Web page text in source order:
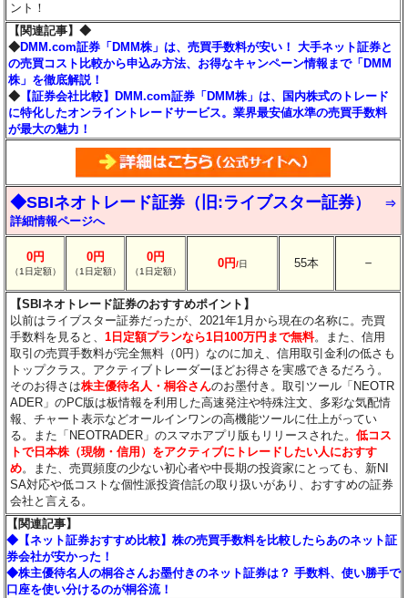
ント！
【関連記事】◆
◆DMM.com証券「DMM株」は、売買手数料が安い！ 大手ネット証券と
の売買コスト比較から申込み方法、お得なキャンペーン情報まで「DMM
株」を徹底解説！
◆ 【証券会社比較】DMM.com証券「DMM株」は、国内株式のトレード
に特化したオンライントレードサービス。業界最安値水準の売買手数料
が最大の魅力！
◆SBIネオトレード証券（旧:ライブスター証券）
⇒
詳細情報ページへ
0円
（1日定額）
0円
（1日定額）
0円
（1日定額）
0円/日 55本 －
【SBIネオトレード証券のおすすめポイント】
以前はライブスター証券だったが、2021年1月から現在の名称に。売買
手数料を見ると、1日定額プランなら1日100万円まで無料。また、信用
取引の売買手数料が完全無料（0円）なのに加え、信用取引金利の低さも
トップクラス。アクティブトレーダーほどお得さを実感できるだろう。
そのお得さは株主優待名人・桐谷さんのお墨付き。取引ツール「NEOTR
ADER」のPC版は板情報を利用した高速発注や特殊注文、多彩な気配情
報、チャート表示などオールインワンの高機能ツールに仕上がってい
る。また「NEOTRADER」のスマホアプリ版もリリースされた。低コス
トで日本株（現物・信用）をアクティブにトレードしたい人におすす
め。また、売買頻度の少ない初心者や中長期の投資家にとっても、新NI
SA対応や低コストな個性派投資信託の取り扱いがあり、おすすめの証券
会社と言える。
【関連記事】
◆【ネット証券おすすめ比較】株の売買手数料を比較したらあのネット証
券会社が安かった！
◆株主優待名人の桐谷さんお墨付きのネット証券は？ 手数料、使い勝手で
口座を使い分けるのが桐谷流！